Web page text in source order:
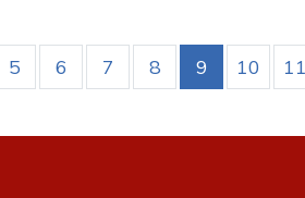
5 6 7 8 9 10